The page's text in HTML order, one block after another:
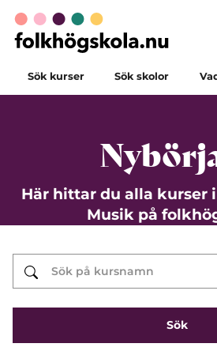
Sök kurser Sök skolor
Här hittar du alla kurser
Musik på